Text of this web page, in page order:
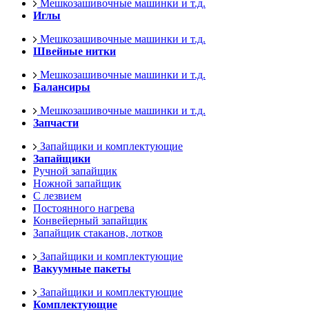
Мешкозашивочные машинки и т.д.
Иглы
Мешкозашивочные машинки и т.д.
Швейные нитки
Мешкозашивочные машинки и т.д.
Балансиры
Мешкозашивочные машинки и т.д.
Запчасти
Запайщики и комплектующие
Запайщики
Ручной запайщик
Ножной запайщик
С лезвием
Постоянного нагрева
Конвейерный запайщик
Запайщик стаканов, лотков
Запайщики и комплектующие
Вакуумные пакеты
Запайщики и комплектующие
Комплектующие